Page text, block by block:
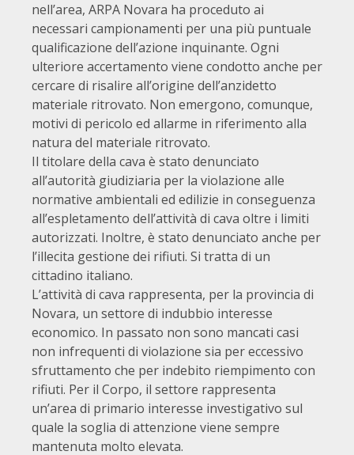
nell’area, ARPA Novara ha proceduto ai
necessari campionamenti per una più puntuale
qualificazione dell’azione inquinante. Ogni
ulteriore accertamento viene condotto anche per
cercare di risalire all’origine dell’anzidetto
materiale ritrovato. Non emergono, comunque,
motivi di pericolo ed allarme in riferimento alla
natura del materiale ritrovato.
Il titolare della cava è stato denunciato
all’autorità giudiziaria per la violazione alle
normative ambientali ed edilizie in conseguenza
all’espletamento dell’attività di cava oltre i limiti
autorizzati. Inoltre, è stato denunciato anche per
l’illecita gestione dei rifiuti. Si tratta di un
cittadino italiano.
L’attività di cava rappresenta, per la provincia di
Novara, un settore di indubbio interesse
economico. In passato non sono mancati casi
non infrequenti di violazione sia per eccessivo
sfruttamento che per indebito riempimento con
rifiuti. Per il Corpo, il settore rappresenta
un’area di primario interesse investigativo sul
quale la soglia di attenzione viene sempre
mantenuta molto elevata.